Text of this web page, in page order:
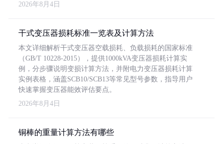
2026年8月4日
干式变压器损耗标准一览表及计算方法
本文详细解析干式变压器空载损耗、负载损耗的国家标准
（GB/T 10228-2015），提供1000kVA变压器损耗计算实
例，分步骤说明变损计算方法，并附电力变压器损耗计算
实例表格，涵盖SCB10/SCB13等常见型号参数，指导用户
快速掌握变压器能效评估要点。
2026年8月4日
铜棒的重量计算方法有哪些